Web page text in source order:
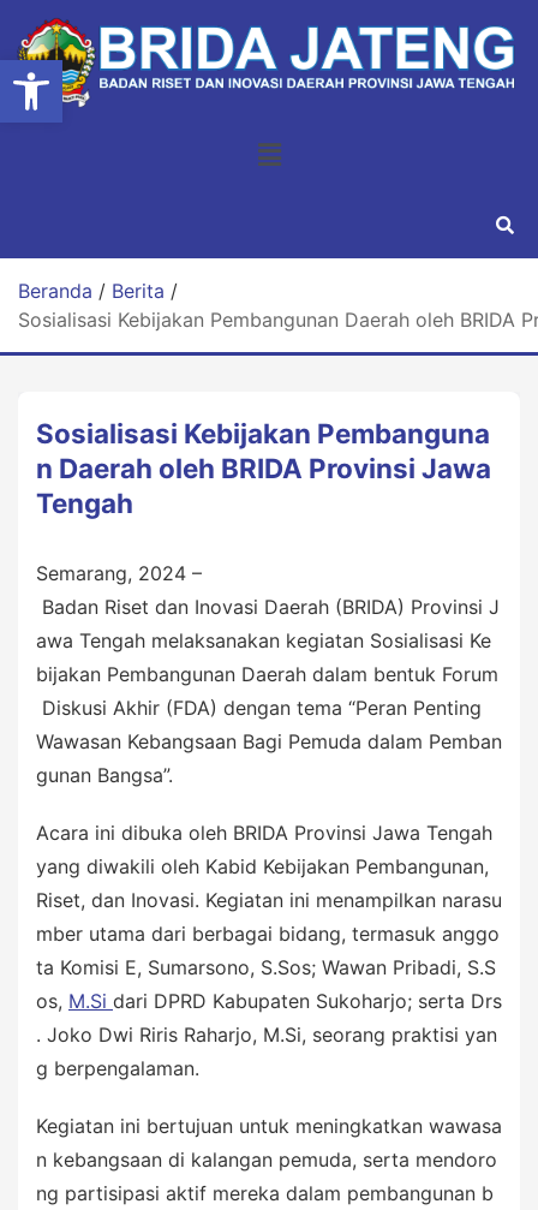
Open toolbar
Beranda / Berita /
Sosialisasi Kebijakan Pembangunan Daerah oleh BRIDA
Sosialisasi Kebijakan Pembanguna
n Daerah oleh BRIDA Provinsi Jawa
Tengah
Semarang, 2024 –
Badan Riset dan Inovasi Daerah (BRIDA) Provinsi J
awa Tengah melaksanakan kegiatan Sosialisasi Ke
bijakan Pembangunan Daerah dalam bentuk Forum
Diskusi Akhir (FDA) dengan tema “Peran Penting
Wawasan Kebangsaan Bagi Pemuda dalam Pemban
gunan Bangsa”.
Acara ini dibuka oleh BRIDA Provinsi Jawa Tengah
yang diwakili oleh Kabid Kebijakan Pembangunan,
Riset, dan Inovasi. Kegiatan ini menampilkan narasu
mber utama dari berbagai bidang, termasuk anggo
ta Komisi E, Sumarsono, S.Sos; Wawan Pribadi, S.S
os, M.Si dari DPRD Kabupaten Sukoharjo; serta Drs
. Joko Dwi Riris Raharjo, M.Si, seorang praktisi yan
g berpengalaman.
Kegiatan ini bertujuan untuk meningkatkan wawasa
n kebangsaan di kalangan pemuda, serta mendoro
ng partisipasi aktif mereka dalam pembangunan b